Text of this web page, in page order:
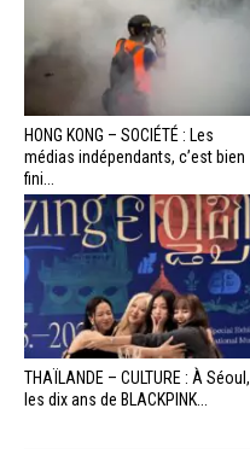
HONG KONG – SOCIÉTÉ : Les
médias indépendants, c’est bien
fini...
THAÏLANDE – CULTURE : À Séoul,
les dix ans de BLACKPINK...